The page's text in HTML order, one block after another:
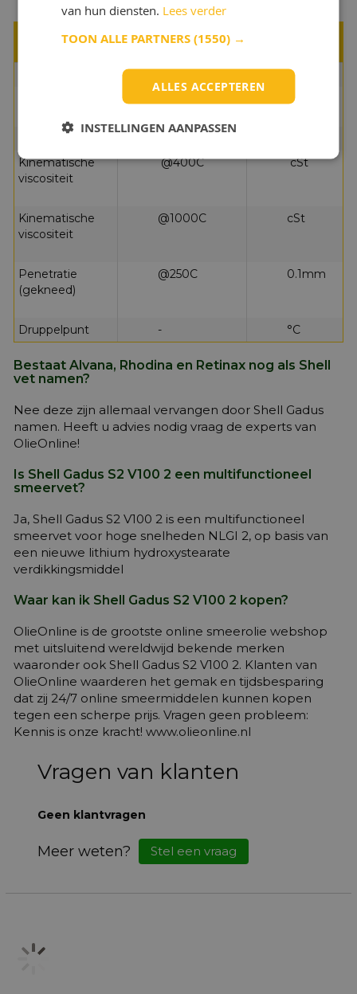
Kinematische
viscositeit
@400C cSt
Kinematische
viscositeit
@1000C cSt
Penetratie
(gekneed)
@250C 0.1mm
Druppelpunt - °C
Bestaat Alvana, Rhodina en Retinax nog als Shell
vet namen?
Nee deze zijn allemaal vervangen door Shell Gadus
namen. Heeft u advies nodig vraag de experts van
OlieOnline!
Is Shell Gadus S2 V100 2 een multifunctioneel
smeervet?
Ja, Shell Gadus S2 V100 2 is een multifunctioneel
smeervet voor hoge snelheden NLGI 2, op basis van
een nieuwe lithium hydroxystearate
verdikkingsmiddel
Waar kan ik Shell Gadus S2 V100 2 kopen?
OlieOnline is de grootste online smeerolie webshop
met uitsluitend wereldwijd bekende merken
waaronder ook Shell Gadus S2 V100 2. Klanten van
OlieOnline waarderen het gemak en tijdsbesparing
dat zij 24/7 online smeermiddelen kunnen kopen
tegen een scherpe prijs. Vragen geen probleem:
Kennis is onze kracht! www.olieonline.nl
Vragen van klanten
Geen klantvragen
Meer weten? Stel een vraag
van hun diensten. Lees verder
TOON ALLE PARTNERS(1550) →
ALLES ACCEPTEREN
INSTELLINGEN AANPASSEN